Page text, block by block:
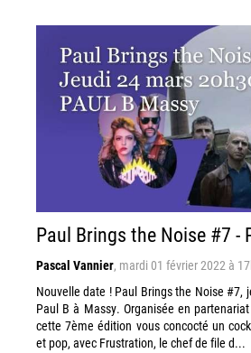
Paul Brings the Noise #7 -
Pascal Vannier, mardi 01 février 2022 à
Nouvelle date ! Paul Brings the Noise #7,
Paul B à Massy. Organisée en
cette 7ème édition vous concocté un
et pop, avec Frustration, le chef de file d...